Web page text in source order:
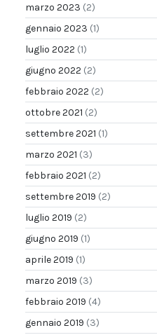
marzo 2023 (2)
gennaio 2023 (1)
luglio 2022 (1)
giugno 2022 (2)
febbraio 2022 (2)
ottobre 2021 (2)
settembre 2021 (1)
marzo 2021 (3)
febbraio 2021 (2)
settembre 2019 (2)
luglio 2019 (2)
giugno 2019 (1)
aprile 2019 (1)
marzo 2019 (3)
febbraio 2019 (4)
gennaio 2019 (3)